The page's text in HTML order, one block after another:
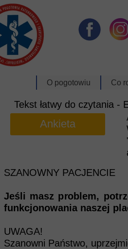
Tekst łatwy do czytania -
Ankieta
SZANOWNY PACJENCIE
Jeśli masz problem,
funkcjonowania naszej
UWAGA!
Szanowni Państwo,
O pogotowiu
Dyrekcja
Oddziały
Polityka jakości
Nagrody i wyróżnienia
Co
E-